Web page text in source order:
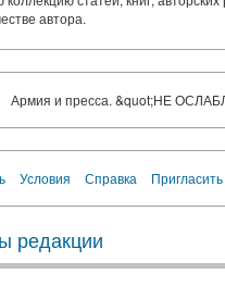
автора.
Армия и пресса. &quot;НЕ
Условия Справка Пригласить
редакции